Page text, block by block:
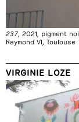
237 , 2021, pigment
Raymond VI, Toulouse
VIRGINIE LOZE